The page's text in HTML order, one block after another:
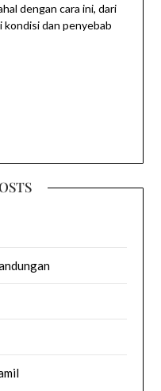
dengan cara ini, dari
dan penyebab